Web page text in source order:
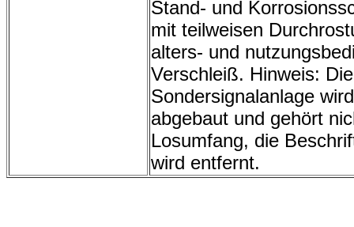
Stand- und
mit teilweisen
alters- und
Verschleiß. Hinweis: Die
Sondersignalanlage wird
abgebaut und gehört
Losumfang, die
wird entfernt.